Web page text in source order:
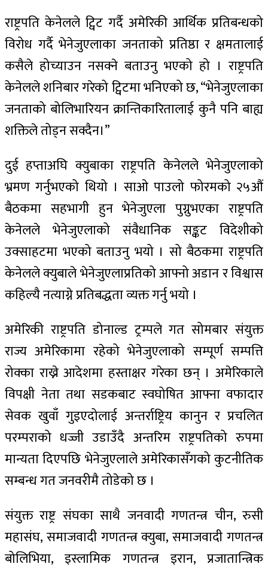
राष्ट्रपति केनेलले ट्विट गर्दै अमेरिकी आर्थिक प्रतिबन्धको
विरोध गर्दै भेनेजुएलाका जनताको प्रतिष्ठा र क्षमतालाई
कसैले होच्याउन नसक्ने बताउनु भएको हो । राष्ट्रपति
केनेलले शनिबार गरेको ट्विटमा भनिएको छ, “भेनेजुएलाका
जनताको बोलिभारियन क्रान्तिकारितालाई कुनै पनि बाह्य
शक्तिले तोड्न सक्दैन।”
दुई हप्ताअघि क्युबाका राष्ट्रपति केनेलले भेनेजुएलाको
भ्रमण गर्नुभएको थियो । साओ पाउलो फोरमको २५औं
बैठकमा सहभागी हुन भेनेजुएला पुग्नुभएका राष्ट्रपति
केनेलले भेनेजुएलाको संवैधानिक सङ्कट विदेशीको
उक्साहटमा भएको बताउनु भयो । सो बैठकमा राष्ट्रपति
केनेलले क्युबाले भेनेजुएलाप्रतिको आफ्नो अडान र विश्वास
कहिल्यै नत्याग्ने प्रतिबद्धता व्यक्त गर्नु भयो ।
अमेरिकी राष्ट्रपति डोनाल्ड ट्रम्पले गत सोमबार संयुक्त
राज्य अमेरिकामा रहेको भेनेजुएलाको सम्पूर्ण सम्पत्ति
रोक्का राख्ने आदेशमा हस्ताक्षर गरेका छन् । अमेरिकाले
विपक्षी नेता तथा सडकबाट स्वघोषित आफ्ना वफादार
सेवक खुवाँ गुइएदोलाई अन्तर्राष्ट्रिय कानुन र प्रचलित
परम्पराको धज्जी उडाउँदै अन्तरिम राष्ट्रपतिको रुपमा
मान्यता दिएपछि भेनेजुएलाले अमेरिकासँगको कुटनीतिक
सम्बन्ध गत जनवरीमै तोडेको छ ।
संयुक्त राष्ट्र संघका साथै जनवादी गणतन्त्र चीन, रुसी
महासंघ, समाजवादी गणतन्त्र क्युबा, समाजवादी गणतन्त्र
बोलिभिया, इस्लामिक गणतन्त्र इरान, प्रजातान्त्रिक